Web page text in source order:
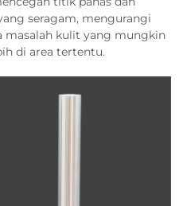
seragam, mengurangi
masalah kulit yang mungkin
di area tertentu.